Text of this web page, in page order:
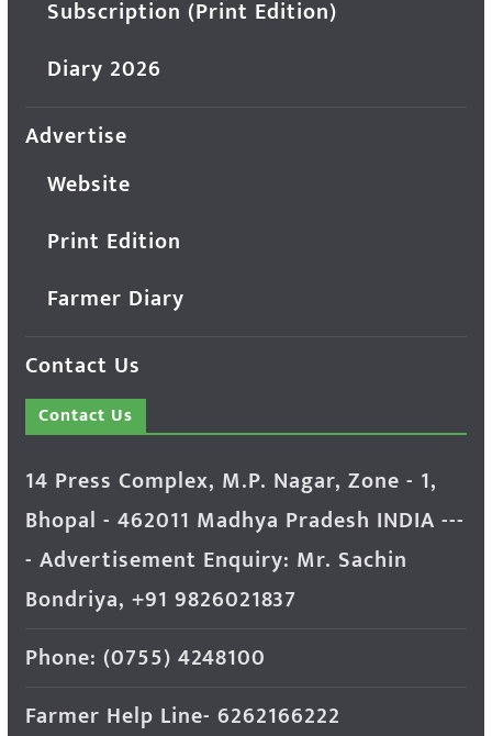
Subscription (Print Edition)
Diary 2026
Advertise
Website
Print Edition
Farmer Diary
Contact Us
Contact Us
14 Press Complex, M.P. Nagar, Zone - 1,
Bhopal - 462011 Madhya Pradesh INDIA ---
- Advertisement Enquiry: Mr. Sachin
Bondriya, +91 9826021837
Phone: (0755) 4248100
Farmer Help Line- 6262166222